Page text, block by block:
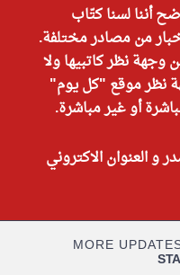
أننا لسنا كتّاب
من مصادر مختلفة.
وجهة نظر كاتبيها ولا
نظر موقع "كل يوم"
أو غير مباشرة.
و العنوان الاكتروني
MORE